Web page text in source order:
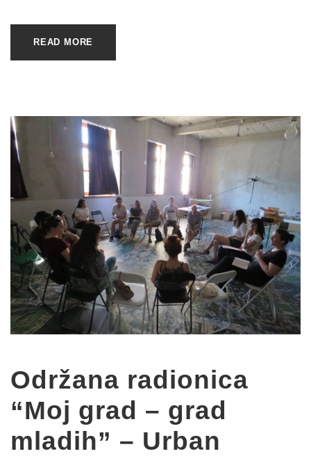
READ MORE
Održana radionica
“Moj grad – grad
mladih” – Urban